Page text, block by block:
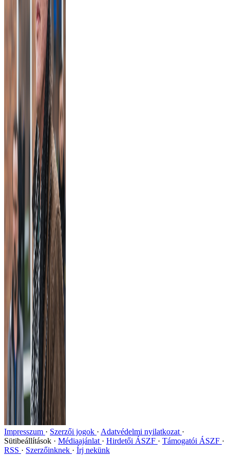
Impresszum Szerzői jogok
Adatvédelmi nyilatkozat
Sütibeállítások
Médiaajánlat Hirdetői ÁSZF
Támogatói ÁSZF
RSS
Szerzőinknek Írj nekünk